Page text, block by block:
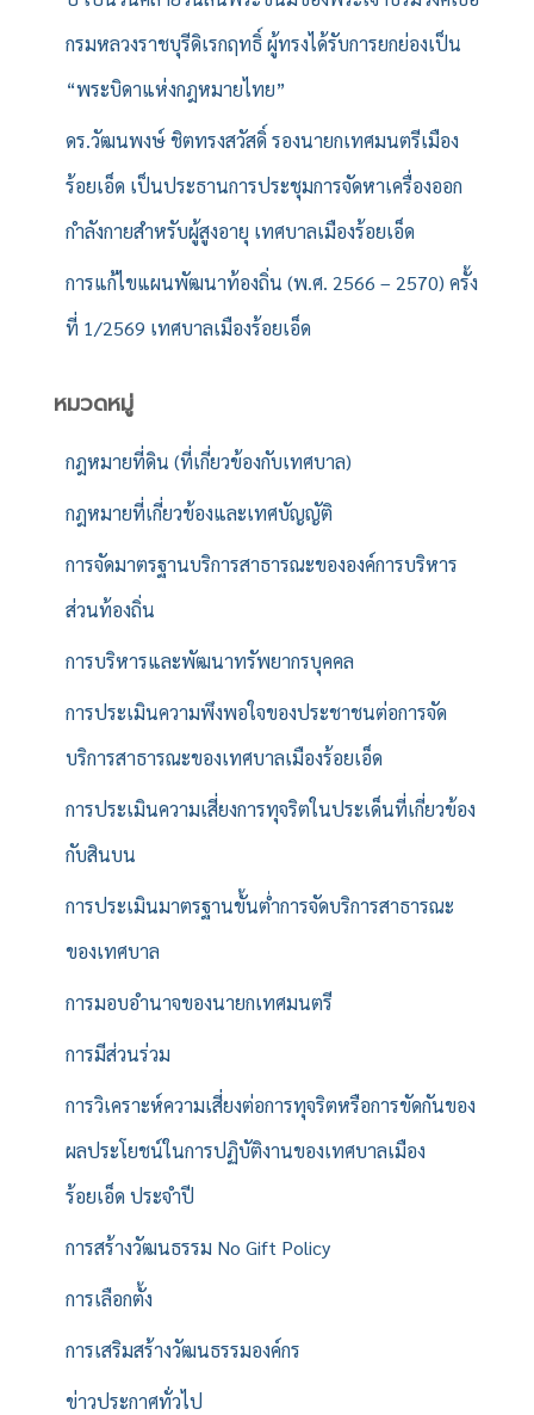
กรมหลวงราชบุรีดิเรกฤทธิ์ ผู้ทรงได้รับการยกย่องเป็น
“พระบิดาแห่งกฎหมายไทย”
ดร.วัฒนพงษ์ ชิตทรงสวัสดิ์ รองนายกเทศมนตรีเมือง
ร้อยเอ็ด เป็นประธานการประชุมการจัดหาเครื่องออก
กำลังกายสำหรับผู้สูงอายุ เทศบาลเมืองร้อยเอ็ด
การแก้ไขแผนพัฒนาท้องถิ่น (พ.ศ. 2566 – 2570) ครั้ง
ที่ 1/2569 เทศบาลเมืองร้อยเอ็ด
หมวดหมู่
กฎหมายที่ดิน (ที่เกี่ยวข้องกับเทศบาล)
กฎหมายที่เกี่ยวข้องและเทศบัญญัติ
การจัดมาตรฐานบริการสาธารณะขององค์การบริหาร
ส่วนท้องถิ่น
การบริหารและพัฒนาทรัพยากรบุคคล
การประเมินความพึงพอใจของประชาชนต่อการจัด
บริการสาธารณะของเทศบาลเมืองร้อยเอ็ด
การประเมินความเสี่ยงการทุจริตในประเด็นที่เกี่ยวข้อง
กับสินบน
การประเมินมาตรฐานขั้นต่ำการจัดบริการสาธารณะ
ของเทศบาล
การมอบอำนาจของนายกเทศมนตรี
การมีส่วนร่วม
การวิเคราะห์ความเสี่ยงต่อการทุจริตหรือการขัดกันของ
ผลประโยชน์ในการปฏิบัติงานของเทศบาลเมือง
ร้อยเอ็ด ประจำปี
การสร้างวัฒนธรรม No Gift Policy
การเลือกตั้ง
การเสริมสร้างวัฒนธรรมองค์กร
ข่าวประกาศทั่วไป